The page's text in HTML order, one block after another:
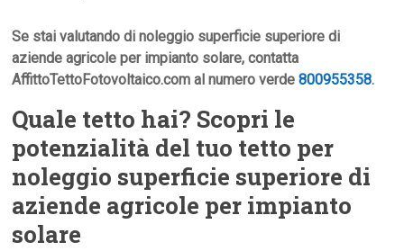
Se stai valutando di noleggio superficie superiore di
aziende agricole per impianto solare, contatta
AffittoTettoFotovoltaico.com al numero verde800955358.
Quale tetto hai? Scopri le
potenzialità del tuo tetto per
noleggio superficie superiore di
aziende agricole per impianto
solare